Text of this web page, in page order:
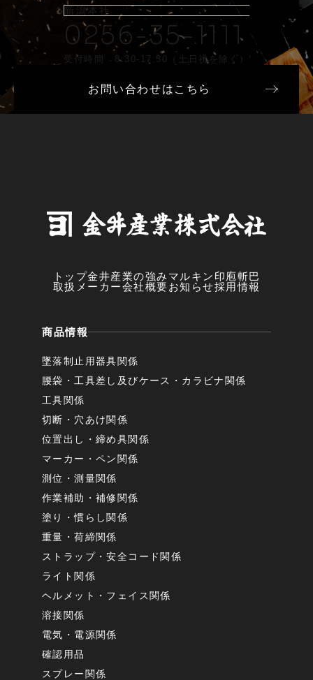
新潟本社
0256-35-1111
受付時間 8:30-17:30（土日祝を除く）
お問い合わせはこちら
トップ金井産業の強み マルキン印 庖斬巴
取扱メーカー会社概要お知らせ採用情報
商品情報
墜落制止用器具関係
腰袋・工具差し及びケース・カラビナ関係
工具関係
切断・穴あけ関係
位置出し・締め具関係
マーカー・ペン関係
測位・測量関係
作業補助・補修関係
塗り・慣らし関係
重量・荷締関係
ストラップ・安全コード関係
ライト関係
ヘルメット・フェイス関係
溶接関係
電気・電源関係
確認用品
スプレー関係